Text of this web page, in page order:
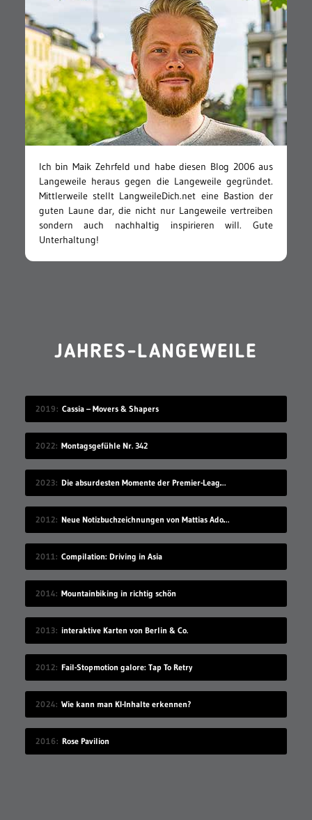
Ich bin Maik Zehrfeld und habe diesen Blog 2006 aus
Langeweile heraus gegen die Langeweile gegründet.
Mittlerweile stellt LangweileDich.net eine Bastion der
guten Laune dar, die nicht nur Langeweile vertreiben
sondern auch nachhaltig inspirieren will. Gute
Unterhaltung!
JAHRES-LANGEWEILE
2019 Cassia – Movers & Shapers
2022 Montagsgefühle Nr. 342
2023 Die absurdesten Momente der Premier-League-Saison 22/23
2012 Neue Notizbuchzeichnungen von Mattias Adolfsson
2011 Compilation: Driving in Asia
2014 Mountainbiking in richtig schön
2013 interaktive Karten von Berlin & Co.
2012 Fail-Stopmotion galore: Tap To Retry
2024 Wie kann man KI-Inhalte erkennen?
2016 Rose Pavilion